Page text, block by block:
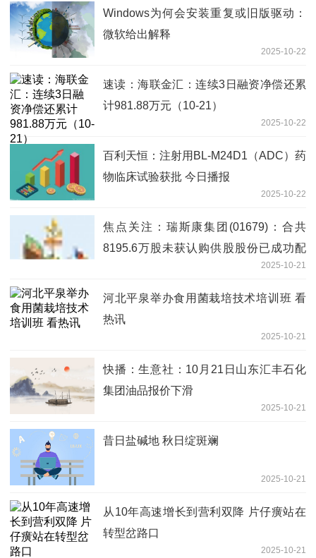
Windows为何会安装重复或旧版驱动：
微软给出解释
2025-10-22
速读：海联金汇：连续3日融资净偿还累
计981.88万元（10-21）
2025-10-22
百利天恒：注射用BL-M24D1（ADC）药
物临床试验获批 今日播报
2025-10-22
焦点关注：瑞斯康集团(01679)：合共
8195.6万股未获认购供股股份已成功配
2025-10-21
河北平泉举办食用菌栽培技术培训班 看
热讯
2025-10-21
快播：生意社：10月21日山东汇丰石化
集团油品报价下滑
2025-10-21
昔日盐碱地 秋日绽斑斓
2025-10-21
从10年高速增长到营利双降 片仔癀站在
转型岔路口
2025-10-21